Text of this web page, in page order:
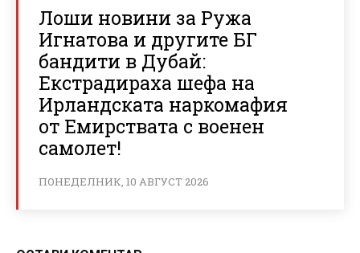
Лоши новини за Ружа
Игнатова и другите БГ
бандити в Дубай:
Екстрадираха шефа на
Ирландската наркомафия
от Емирствата с военен
самолет!
ПОНЕДЕЛНИК, 10 АВГУСТ 2026